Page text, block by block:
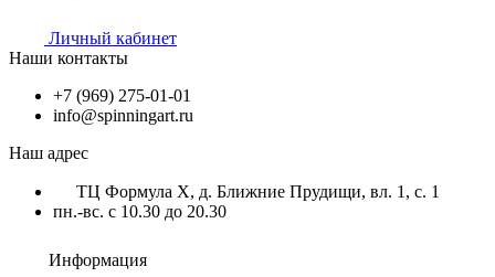
Личный кабинет
Наши контакты
+7 (969) 275-01-01
info@spinningart.ru
Наш адрес
ТЦ Формула X, д. Ближние Прудищи, вл. 1, с. 1
пн.-вс. с 10.30 до 20.30
Информация